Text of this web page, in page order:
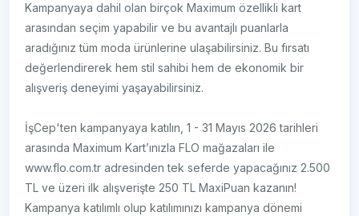
Kampanyaya dahil olan birçok Maximum özellikli kart
arasından seçim yapabilir ve bu avantajlı puanlarla
aradığınız tüm moda ürünlerine ulaşabilirsiniz. Bu fırsatı
değerlendirerek hem stil sahibi hem de ekonomik bir
alışveriş deneyimi yaşayabilirsiniz.
İşCep'ten kampanyaya katılın, 1 - 31 Mayıs 2026 tarihleri
arasında Maximum Kart’ınızla FLO mağazaları ile
www.flo.com.tr adresinden tek seferde yapacağınız 2.500
TL ve üzeri ilk alışverişte 250 TL MaxiPuan kazanın! ​​
Kampanya katılımlı olup katılımınızı kampanya dönemi